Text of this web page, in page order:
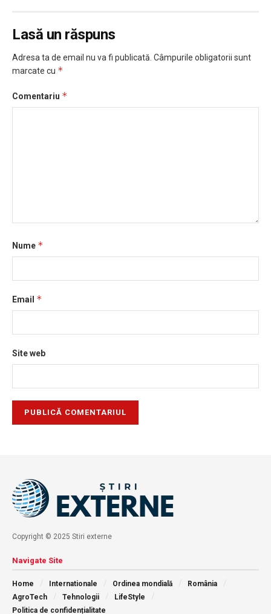
Lasă un răspuns
Adresa ta de email nu va fi publicată. Câmpurile obligatorii sunt
marcate cu *
Comentariu *
Nume *
Email *
Site web
Copyright © 2025 Stiri externe
Navigate Site
Home Internationale Ordinea mondială
România
AgroTech
Tehnologii
LifeStyle
Politica de confidențialitate